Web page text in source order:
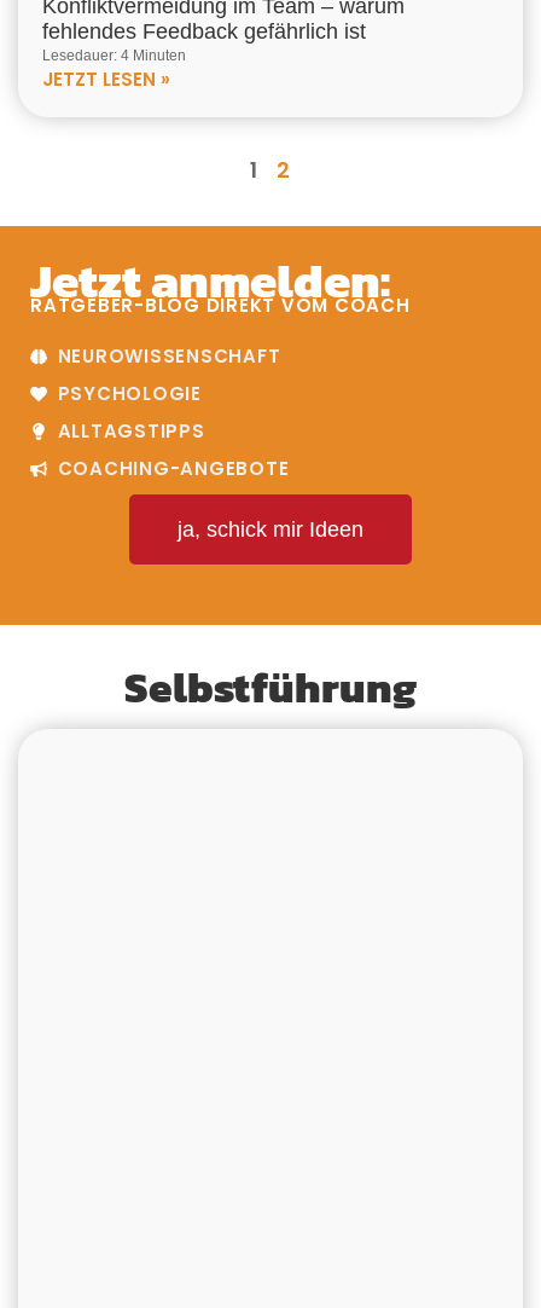
Konfliktvermeidung im Team – warum
fehlendes Feedback gefährlich ist
Lesedauer: 4 Minuten
JETZT LESEN »
1 2
Jetzt anmelden:
RATGEBER-BLOG DIREKT VOM COACH
NEUROWISSENSCHAFT
PSYCHOLOGIE
ALLTAGSTIPPS
COACHING-ANGEBOTE
ja, schick mir Ideen
Selbstführung